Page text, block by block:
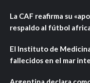
La CAF reafirma su
respaldo al fútbol
El Instituto de
fallecidos en el mar